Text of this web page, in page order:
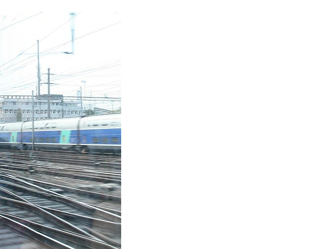
와디즈 블로그
브랜드 스토리
브랜드 슬로건
협력 프로그램
와디즈 어워즈
성공 프로젝트
이벤트
채용